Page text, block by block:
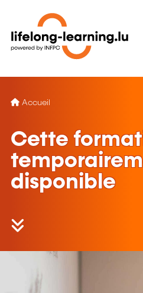
Accueil
Cette
disponible